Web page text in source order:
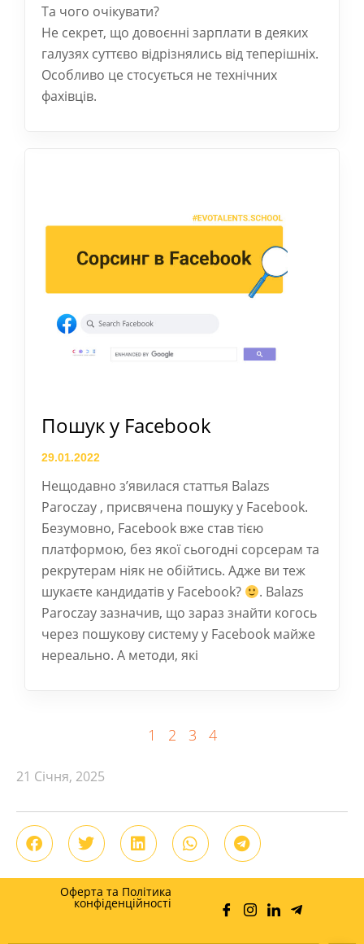
Та чого очікувати?
Не секрет, що довоєнні зарплати в деяких
галузях суттєво відрізнялись від теперішніх.
Особливо це стосується не технічних
фахівців.
Пошук у Facebook
29.01.2022
Нещодавно з’явилася статтья Balazs
Paroczay , присвячена пошуку у Facebook.
Безумовно, Facebook вже став тією
платформою, без якої сьогодні сорсерам та
рекрутерам ніяк не обійтись. Адже ви теж
шукаєте кандидатів у Facebook?
. Balazs
Paroczay зазначив, що зараз знайти когось
через пошукову систему у Facebook майже
нереально. А методи, які
1 2 3 4
21 Січня, 2025
Оферта та Політика
конфіденційності